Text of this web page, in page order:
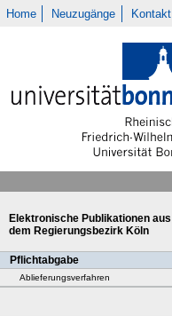
Home Neuzugänge Kontakt
Elektronische Publikationen aus
dem Regierungsbezirk Köln
Pflichtabgabe
Ablieferungsverfahren